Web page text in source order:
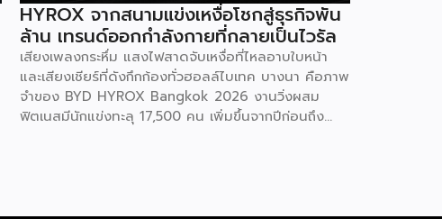
HYROX จากสนามแข่งเหงื่อโชกสู่ธุรกิจพัน
ล้าน เทรนด์ออกกำลังกายที่กลายเป็นไวรัล
เสียงเพลงกระหึ่ม แสงไฟสาดจับเหงื่อที่ไหลอาบใบหน้า
และเสียงเชียร์ที่ดังกึกก้องทั่วฮอลล์ไบเทค บางนา คือภาพ
จำของ BYD HYROX Bangkok 2026 งานวิ่งผสม
ฟิตเนสมีนักแข่งทะลุ 17,500 คน เพิ่มขึ้นจากปีก่อนถึง